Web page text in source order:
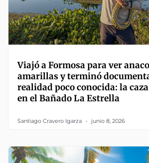
Viajó a Formosa para ver
amarillas y terminó
realidad poco conocida: la
en el Bañado La Estrella
Santiago Cravero Igarza junio 8, 2026